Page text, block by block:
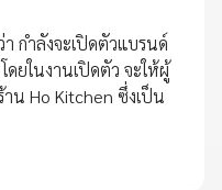
กำลังจะเปิดตัวแบรนด์
ยในงานเปิดตัว จะให้ผู้
น Ho Kitchen ซึ่งเป็น